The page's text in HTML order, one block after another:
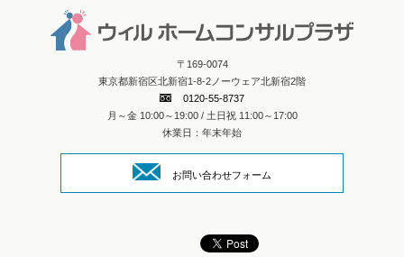
〒169-0074
東京都新宿区北新宿1-8-2ノーウェア北新宿2階
0120-55-8737
月～金 10:00～19:00 / 土日祝 11:00～17:00
休業日：年末年始
お問い合わせフォーム